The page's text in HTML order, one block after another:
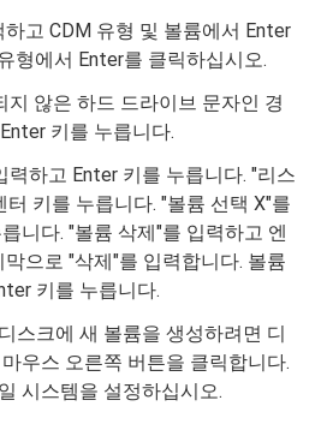
고 CDM 유형 및 볼륨에서 Enter
형에서 Enter를 클릭하십시오.
지 않은 하드 드라이브 문자인 경
키를 누릅니다.
력하고 Enter 키를 누릅니다. "리스
키를 누릅니다. "볼륨 선택 X"를
니다. "볼륨 삭제"를 입력하고 엔
으로 "삭제"를 입력합니다. 볼륨
키를 누릅니다.
스크에 새 볼륨을 생성하려면 디
우스 오른쪽 버튼을 클릭합니다.
시스템을 설정하십시오.